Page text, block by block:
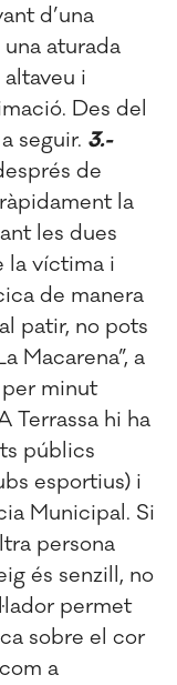
d’una
aturada
i
Des del
seguir. 3.-
de
la
les dues
la víctima i
de manera
patir, no pots
Macarena”, a
minut
Terrassa hi ha
públics
esportius) i
Municipal. Si
persona
és senzill, no
permet
sobre el cor
a